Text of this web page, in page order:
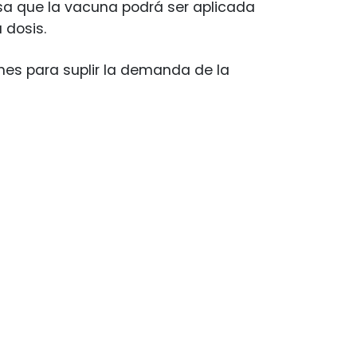
que la vacuna podrá ser aplicada
dosis.
para suplir la demanda de la